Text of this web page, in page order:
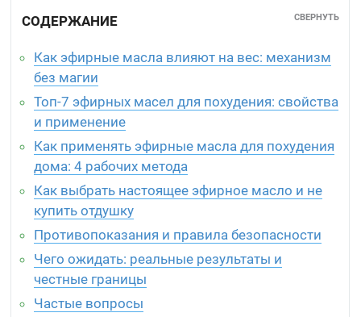
СОДЕРЖАНИЕ СВЕРНУТЬ
Как эфирные масла влияют на вес: механизм
без магии
Топ-7 эфирных масел для похудения: свойства
и применение
Как применять эфирные масла для похудения
дома: 4 рабочих метода
Как выбрать настоящее эфирное масло и не
купить отдушку
Противопоказания и правила безопасности
Чего ожидать: реальные результаты и
честные границы
Частые вопросы